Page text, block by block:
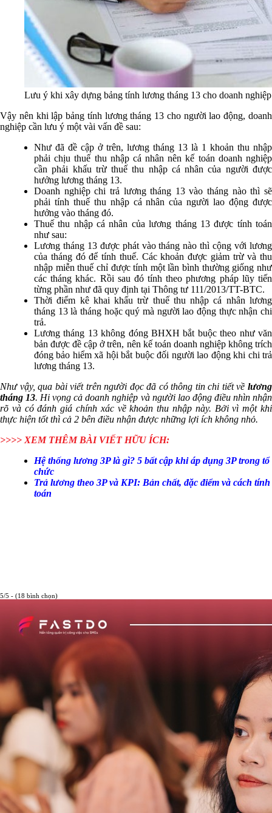
Lưu ý khi xây dựng bảng tính lương tháng 13 cho doanh nghiệp
Vậy nên khi lập bảng tính lương tháng 13 cho người lao động, doanh
nghiệp cần lưu ý một vài vấn đề sau:
Như đã đề cập ở trên, lương tháng 13 là 1 khoản thu nhập
phải chịu thuế thu nhập cá nhân nên kế toán doanh nghiệp
cần phải khấu trừ thuế thu nhập cá nhân của người được
hưởng lương tháng 13.
Doanh nghiệp chi trả lương tháng 13 vào tháng nào thì sẽ
phải tính thuế thu nhập cá nhân của người lao động được
hưởng vào tháng đó.
Thuế thu nhập cá nhân của lương tháng 13 được tính toán
như sau:
Lương tháng 13 được phát vào tháng nào thì cộng với lương
của tháng đó để tính thuế. Các khoản được giảm trừ và thu
nhập miễn thuế chỉ được tính một lần bình thường giống như
các tháng khác. Rồi sau đó tính theo phương pháp lũy tiến
từng phần như đã quy định tại Thông tư 111/2013/TT-BTC.
Thời điểm kê khai khấu trừ thuế thu nhập cá nhân lương
tháng 13 là tháng hoặc quý mà người lao động thực nhận chi
trả.
Lương tháng 13 không đóng BHXH bắt buộc theo như văn
bản được đề cập ở trên, nên kế toán doanh nghiệp không trích
đóng bảo hiểm xã hội bắt buộc đối người lao động khi chi trả
lương tháng 13.
Như vậy, qua bài viết trên người đọc đã có thông tin chi tiết về lương
tháng 13. Hi vọng cả doanh nghiệp và người lao động điều nhìn nhận
rõ và có đánh giá chính xác về khoản thu nhập này. Bởi vì một khi
thực hiện tốt thì cả 2 bên điều nhận được những lợi ích không nhỏ.
>>>> XEM THÊM BÀI VIẾT HỮU ÍCH:
Hệ thống lương 3P là gì? 5 bất cập khi áp dụng 3P trong tổ
chức
Trả lương theo 3P và KPI: Bản chất, đặc điểm và cách tính
toán
5/5 - (18 bình chọn)